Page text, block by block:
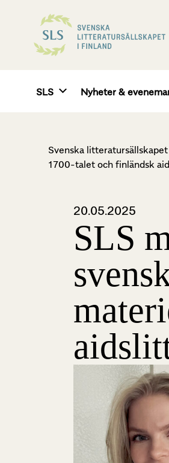
SLS Nyheter &
Svenska
1700-talet och finländsk
20.05.2025
SLS